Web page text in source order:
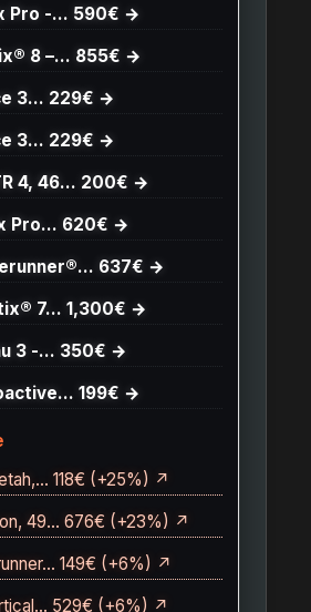
Pro -… 590€ →
8 –… 855€ →
3… 229€ →
3… 229€ →
4, 46… 200€ →
Pro… 620€ →
637€ →
7… 1,300€ →
3 -… 350€ →
199€ →
118€ (+25%) ↗
49… 676€ (+23%) ↗
149€ (+6%) ↗
529€ (+6%) ↗